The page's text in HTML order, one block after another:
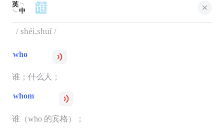
英
中
/ shéi,shuí /
who
谁；什么人；
whom
谁（who 的宾格）；